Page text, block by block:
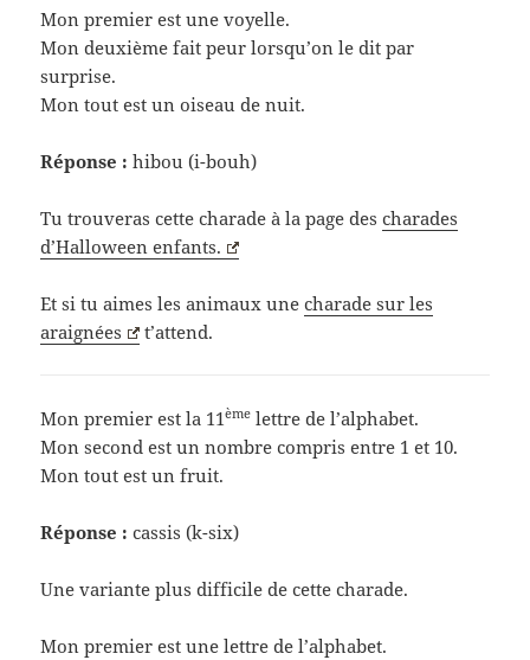
Mon premier est une voyelle.
Mon deuxième fait peur lorsqu’on le dit par
surprise.
Mon tout est un oiseau de nuit.
Réponse : hibou (i-bouh)
Tu trouveras cette charade à la page descharades
d’Halloween enfants.
Et si tu aimes les animaux unecharade sur les
araignées
t’attend.
Mon premier est la 11ème lettre de l’alphabet.
Mon second est un nombre compris entre 1 et 10.
Mon tout est un fruit.
Réponse : cassis (k-six)
Une variante plus difficile de cette charade.
Mon premier est une lettre de l’alphabet.